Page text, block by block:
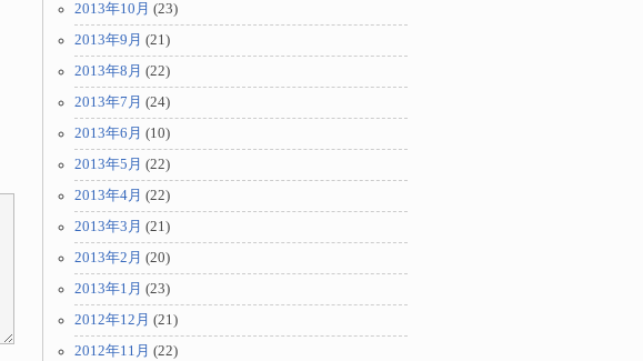
2013年10月 (23)
2013年9月 (21)
2013年8月 (22)
2013年7月 (24)
2013年6月 (10)
2013年5月 (22)
2013年4月 (22)
2013年3月 (21)
2013年2月 (20)
2013年1月 (23)
2012年12月 (21)
2012年11月 (22)